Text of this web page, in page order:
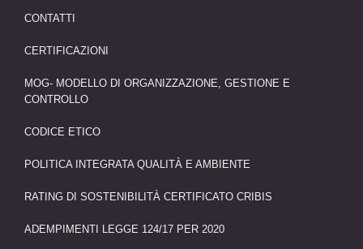
CONTATTI
CERTIFICAZIONI
MOG- MODELLO DI ORGANIZZAZIONE, GESTIONE E
CONTROLLO
CODICE ETICO
POLITICA INTEGRATA QUALITÀ E AMBIENTE
RATING DI SOSTENIBILITÀ CERTIFICATO CRIBIS
ADEMPIMENTI LEGGE 124/17 PER 2020